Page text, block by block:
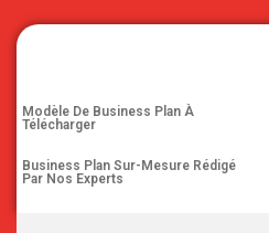
Modèle De Business Plan À
Télécharger
Business Plan Sur-Mesure Rédigé
Par Nos Experts